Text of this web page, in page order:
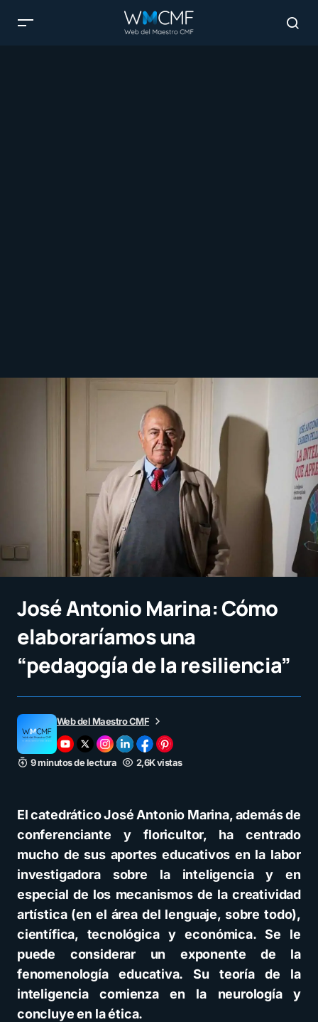
José Antonio Marina: Cómo
elaboraríamos una
“pedagogía de la resiliencia”
Web del Maestro CMF
9 minutos de lectura 2,6K vistas
El catedrático José Antonio Marina, además de
conferenciante y floricultor, ha centrado
mucho de sus aportes educativos en la labor
investigadora sobre la inteligencia y en
especial de los mecanismos de la creatividad
artística (en el área del lenguaje, sobre todo),
científica, tecnológica y económica. Se le
puede considerar un exponente de la
fenomenología educativa. Su teoría de la
inteligencia comienza en la neurología y
concluye en la ética.